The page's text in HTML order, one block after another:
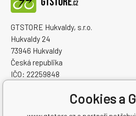
GTSTORE Hukvaldy, s.r.o.
Hukvaldy 24
73946 Hukvaldy
Česká republika
IČO: 22259848
Cookies a